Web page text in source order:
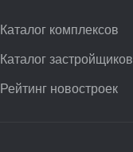
Каталог комплексов
Каталог застройщиков
Рейтинг новостроек